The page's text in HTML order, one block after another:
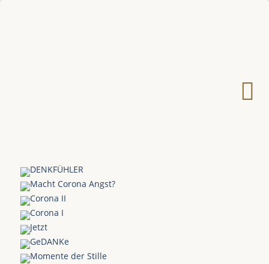
DENKFÜHLER
Macht Corona Angst?
Corona II
Corona I
Jetzt
GeDANKe
Momente der Stille